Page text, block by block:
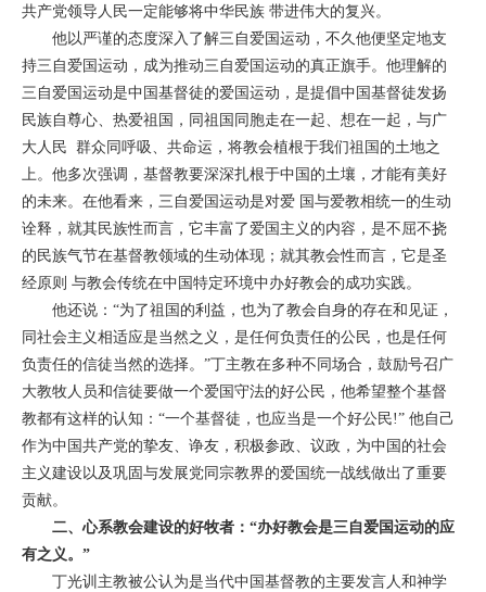
共产党领导人民一定能够将中华民族 带进伟大的复兴。
他以严谨的态度深入了解三自爱国运动，不久他便坚定地支
持三自爱国运动，成为推动三自爱国运动的真正旗手。他理解的
三自爱国运动是中国基督徒的爱国运动，是提倡中国基督徒发扬
民族自尊心、热爱祖国，同祖国同胞走在一起、想在一起，与广
大人民 群众同呼吸、共命运，将教会植根于我们祖国的土地之
上。他多次强调，基督教要深深扎根于中国的土壤，才能有美好
的未来。在他看来，三自爱国运动是对爱 国与爱教相统一的生动
诠释，就其民族性而言，它丰富了爱国主义的内容，是不屈不挠
的民族气节在基督教领域的生动体现；就其教会性而言，它是圣
经原则 与教会传统在中国特定环境中办好教会的成功实践。
他还说：“为了祖国的利益，也为了教会自身的存在和见证，
同社会主义相适应是当然之义，是任何负责任的公民，也是任何
负责任的信徒当然的选择。”丁主教在多种不同场合，鼓励号召广
大教牧人员和信徒要做一个爱国守法的好公民，他希望整个基督
教都有这样的认知：“一个基督徒，也应当是一个好公民!” 他自己
作为中国共产党的挚友、诤友，积极参政、议政，为中国的社会
主义建设以及巩固与发展党同宗教界的爱国统一战线做出了重要
贡献。
二、心系教会建设的好牧者：“办好教会是三自爱国运动的应
有之义。 ”
丁光训主教被公认为是当代中国基督教的主要发言人和神学